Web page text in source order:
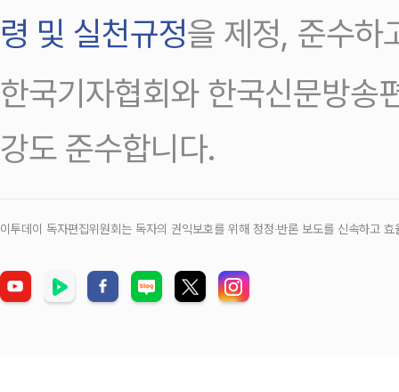
령 및 실천규정을 제정, 준수하
한국기자협회와 한국신문방송
강도 준수합니다.
이투데이 독자편집위원회는 독자의 권익보호를 위해 정정‧반론 보도를 신속하고